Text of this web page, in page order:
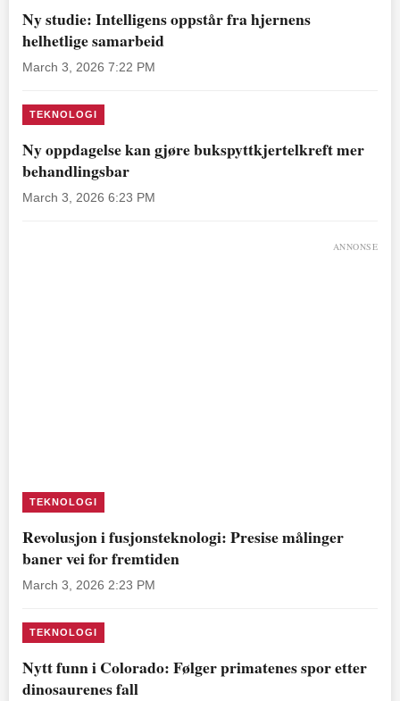
Ny studie: Intelligens oppstår fra hjernens
helhetlige samarbeid
March 3, 2026 7:22 PM
TEKNOLOGI
Ny oppdagelse kan gjøre bukspyttkjertelkreft mer
behandlingsbar
March 3, 2026 6:23 PM
ANNONSE
TEKNOLOGI
Revolusjon i fusjonsteknologi: Presise målinger
baner vei for fremtiden
March 3, 2026 2:23 PM
TEKNOLOGI
Nytt funn i Colorado: Følger primatenes spor etter
dinosaurenes fall